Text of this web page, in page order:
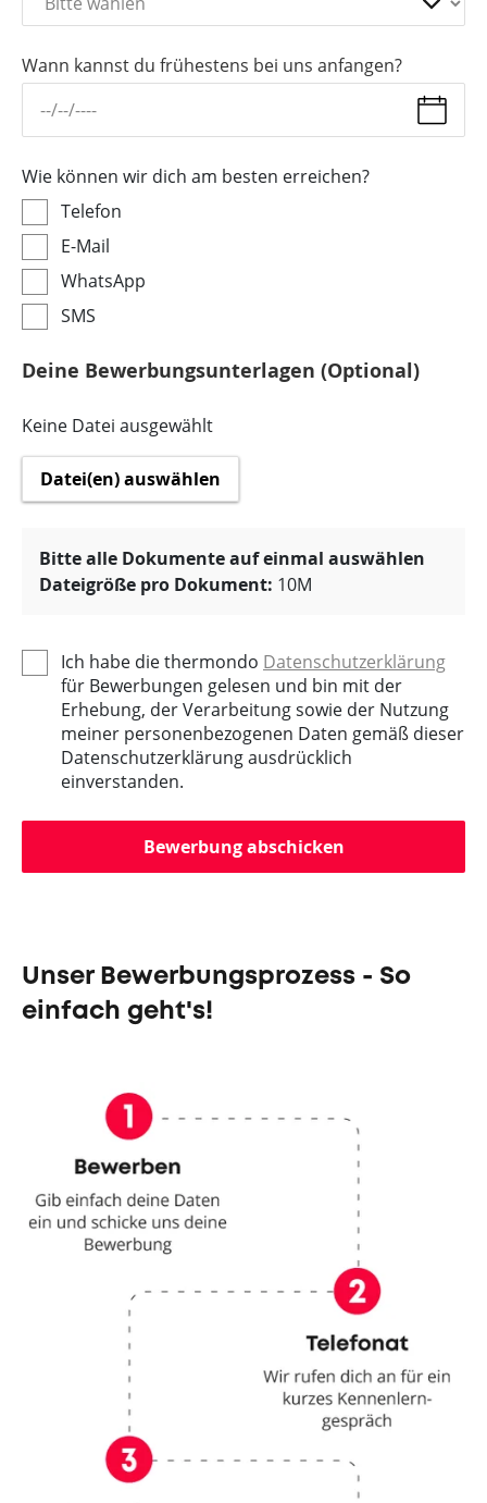
Wann kannst du frühestens bei uns anfangen?
Wie können wir dich am besten erreichen?
Telefon
E-Mail
WhatsApp
SMS
Deine Bewerbungsunterlagen (Optional)
Keine Datei ausgewählt
Datei(en) auswählen
Bitte alle Dokumente auf einmal auswählen
Dateigröße pro Dokument: 10M
Ich habe die thermondo Datenschutzerklärung
für Bewerbungen gelesen und bin mit der
Erhebung, der Verarbeitung sowie der Nutzung
meiner personenbezogenen Daten gemäß dieser
Datenschutzerklärung ausdrücklich
einverstanden.
Bewerbung abschicken
Unser Bewerbungsprozess - So
einfach geht's!